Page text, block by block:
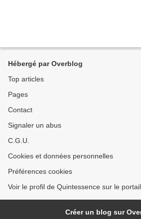
Hébergé par Overblog
Top articles
Pages
Contact
Signaler un abus
C.G.U.
Cookies et données personnelles
Préférences cookies
Voir le profil de Quintessence sur le
Créer un blog sur